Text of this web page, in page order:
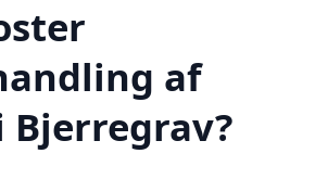
af
Bjerregrav?